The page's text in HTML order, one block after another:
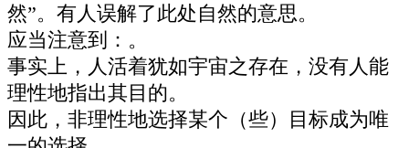
然”。有人误解了此处自然的意思。
应当注意到：。
事实上，人活着犹如宇宙之存在，没有人能
理性地指出其目的。
因此，非理性地选择某个（些）目标成为唯